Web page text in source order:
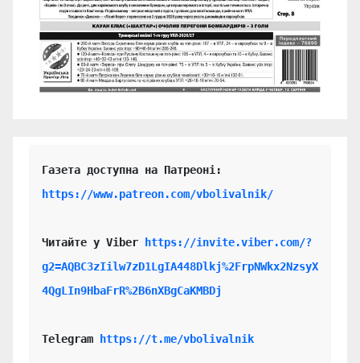
https://www.patreon.com/vbolivalnik/
Читайте у Viber
https://invite.viber.com/?
g2=AQBC3zIilw7zD1LgIA448Dlkj%2FrpNWkx2NzsyX
4QgLIn9HbaFrR%2B6nXBgCaKMBDj
Telegram https://t.me/vbolivalnik